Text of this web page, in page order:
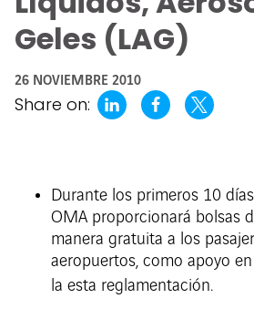
Geles (LAG)
26 NOVIEMBRE 2010
Share on:
Durante los primeros 10
OMA proporcionará bolsas
manera gratuita a los
aeropuertos, como apoyo
la esta reglamentación.